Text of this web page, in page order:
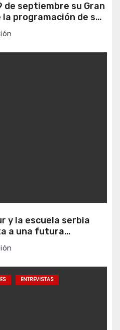
de septiembre su Gran
programación de sus
y la escuela serbia
a una futura
ENTREVISTAS